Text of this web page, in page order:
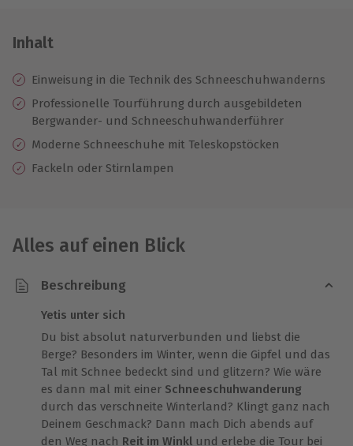
3 Jahre gültig & verlängerbar.
Inhalt
Einweisung in die Technik des Schneeschuhwanderns
Professionelle Tourführung durch ausgebildeten
Bergwander- und Schneeschuhwanderführer
Moderne Schneeschuhe mit Teleskopstöcken
Fackeln oder Stirnlampen
Alles auf einen Blick
Beschreibung
Yetis unter sich
Du bist absolut naturverbunden und liebst die
Berge? Besonders im Winter, wenn die Gipfel und das
Tal mit Schnee bedeckt sind und glitzern? Wie wäre
es dann mal mit einer Schneeschuhwanderung
durch das verschneite Winterland? Klingt ganz nach
Deinem Geschmack? Dann mach Dich abends auf
den Weg nach Reit im Winkl und erlebe die Tour bei